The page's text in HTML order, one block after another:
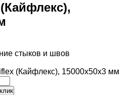
стыков и швов
(Кайфлекс), 15000х50х3 мм